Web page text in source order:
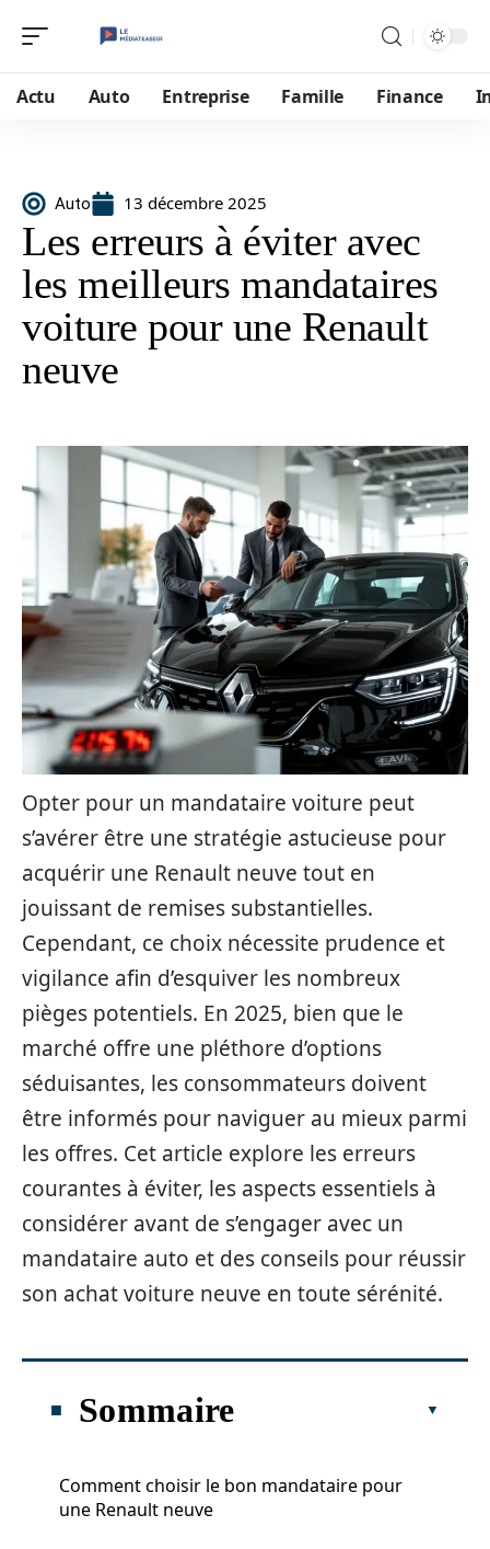
Actu Auto Entreprise Famille Finance
Auto 13 décembre 2025
Les erreurs à éviter avec
les meilleurs mandataires
voiture pour une Renault
neuve
Opter pour un mandataire voiture peut
s’avérer être une stratégie astucieuse pour
acquérir une Renault neuve tout en
jouissant de remises substantielles.
Cependant, ce choix nécessite prudence et
vigilance afin d’esquiver les nombreux
pièges potentiels. En 2025, bien que le
marché offre une pléthore d’options
séduisantes, les consommateurs doivent
être informés pour naviguer au mieux parmi
les offres. Cet article explore les erreurs
courantes à éviter, les aspects essentiels à
considérer avant de s’engager avec un
mandataire auto et des conseils pour réussir
son achat voiture neuve en toute sérénité.
Sommaire
Comment choisir le bon mandataire pour
une Renault neuve